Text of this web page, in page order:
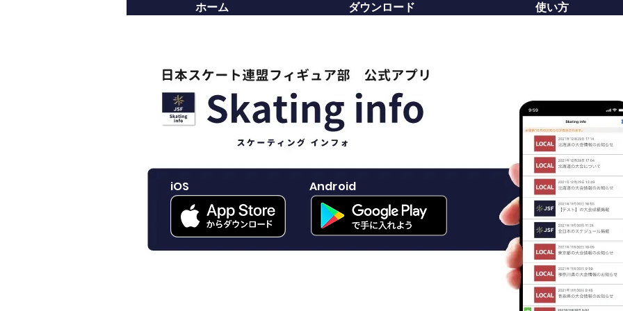
ホーム ダウンロード 使い方
iOS Android